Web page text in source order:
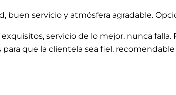
buen servicio y atmósfera agradable.
exquisitos, servicio de lo mejor, nunca
que la clientela sea fiel, recomendable